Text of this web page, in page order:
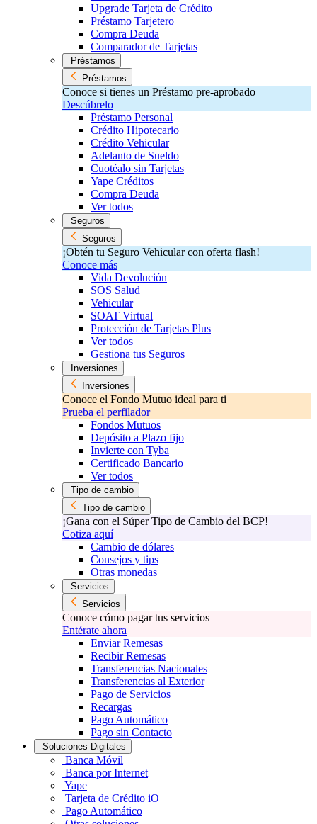
Upgrade Tarjeta de Crédito
Préstamo Tarjetero
Compra Deuda
Comparador de Tarjetas
Préstamos
Préstamos
Conoce si tienes un Préstamo pre-aprobado
Descúbrelo
Préstamo Personal
Crédito Hipotecario
Crédito Vehicular
Adelanto de Sueldo
Cuotéalo sin Tarjetas
Yape Créditos
Compra Deuda
Ver todos
Seguros
Seguros
¡Obtén tu Seguro Vehicular con oferta flash!
Conoce más
Vida Devolución
SOS Salud
Vehicular
SOAT Virtual
Protección de Tarjetas Plus
Ver todos
Gestiona tus Seguros
Inversiones
Inversiones
Conoce el Fondo Mutuo ideal para ti
Prueba el perfilador
Fondos Mutuos
Depósito a Plazo fijo
Invierte con Tyba
Certificado Bancario
Ver todos
Tipo de cambio
Tipo de cambio
¡Gana con el Súper Tipo de Cambio del BCP!
Cotiza aquí
Cambio de dólares
Consejos y tips
Otras monedas
Servicios
Servicios
Conoce cómo pagar tus servicios
Entérate ahora
Enviar Remesas
Recibir Remesas
Transferencias Nacionales
Transferencias al Exterior
Pago de Servicios
Recargas
Pago Automático
Pago sin Contacto
Soluciones Digitales
Banca Móvil
Banca por Internet
Yape
Tarjeta de Crédito iO
Pago Automático